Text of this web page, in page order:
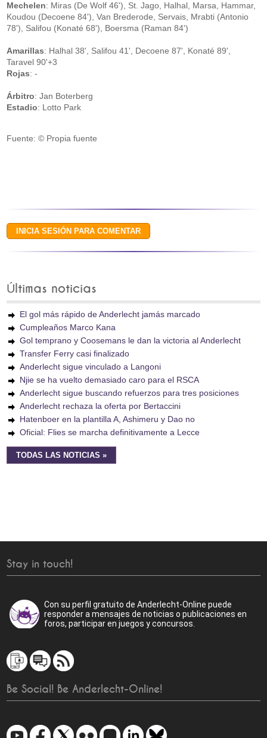
Mechelen: Miras (De Wolf 46'), St. Jago, Halhal, Marsa, Hammar,
Koudou (Decoene 84'), Van Brederode, Servais, Mrabti (Antonio
78'), Salifou (Konaté 68'), Boersma (Raman 84')
Amarillas: Halhal 38', Salifou 41', Decoene 87', Konaté 89',
Taravel 90'+3
Rojas: -
Árbitro: Jan Boterberg
Estadio: Lotto Park
Fuente: © Propia fuente
Últimas noticias
El gol más rápido de Anderlecht jamás marcado
Cumpleaños Marco Kana
Gol temprano y Coosemans le dan la victoria al Anderlecht
Transfer Ferry casi finalizado
Anderlecht sigue vinculado a Langoni
Njie se ha vuelto demasiado caro para el RSCA
Anderlecht sigue buscando refuerzos para tres posiciones
Anderlecht rechaza la oferta por Bertaccini
Hatenboer en la plantilla A, Ashimeru y Dao no
Oficial: Flies se marcha definitivamente a Lecce
TODAS LAS NOTICIAS »
Stay in touch!
Con su perfil gratuito de Anderlecht-Online puede
responder a mensajes de noticias o publicaciones en
foros, participar en juegos y concursos.
Be Social! Be Anderlecht-Online!